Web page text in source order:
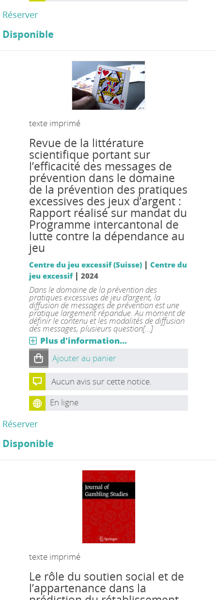
Réserver
Disponible
texte imprimé
Revue de la littérature
scientifique portant sur
l’efficacité des messages de
prévention dans le domaine
de la prévention des pratiques
excessives des jeux d’argent :
Rapport réalisé sur mandat du
Programme intercantonal de
lutte contre la dépendance au
jeu
Centre du jeu excessif (Suisse) | Centre du
jeu excessif| 2024
Dans le domaine de la prévention des
pratiques excessives de jeu d’argent, la
diffusion de messages de prévention est une
pratique largement répandue. Au moment de
définir le contenu et les modalités de diffusion
des messages, plusieurs question[...]
Plus d'information...
Ajouter au panier
Aucun avis sur cette notice.
En ligne
Réserver
Disponible
texte imprimé
Le rôle du soutien social et de
l’appartenance dans la